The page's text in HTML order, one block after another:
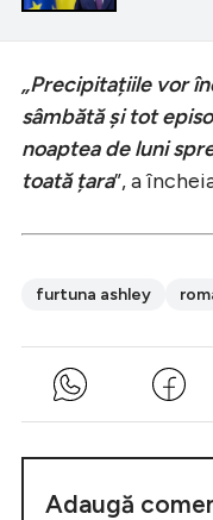
„Precipitațiile vor
sâmbătă și tot
noaptea de luni
toată țara”, a
furtuna ashley
Adaugă